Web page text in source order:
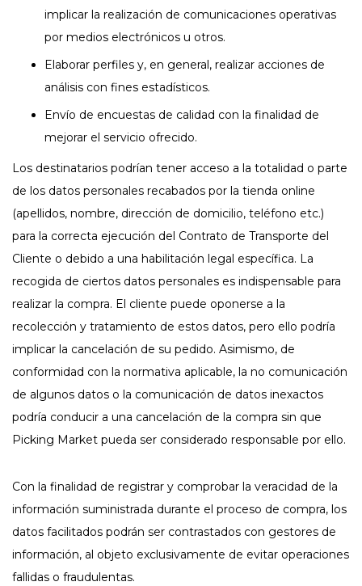
implicar la realización de comunicaciones operativas
por medios electrónicos u otros.
Elaborar perfiles y, en general, realizar acciones de
análisis con fines estadísticos.
Envío de encuestas de calidad con la finalidad de
mejorar el servicio ofrecido.
Los destinatarios podrían tener acceso a la totalidad o parte
de los datos personales recabados por la tienda online
(apellidos, nombre, dirección de domicilio, teléfono etc.)
para la correcta ejecución del Contrato de Transporte del
Cliente o debido a una habilitación legal específica. La
recogida de ciertos datos personales es indispensable para
realizar la compra. El cliente puede oponerse a la
recolección y tratamiento de estos datos, pero ello podría
implicar la cancelación de su pedido. Asimismo, de
conformidad con la normativa aplicable, la no comunicación
de algunos datos o la comunicación de datos inexactos
podría conducir a una cancelación de la compra sin que
Picking Market pueda ser considerado responsable por ello.
Con la finalidad de registrar y comprobar la veracidad de la
información suministrada durante el proceso de compra, los
datos facilitados podrán ser contrastados con gestores de
información, al objeto exclusivamente de evitar operaciones
fallidas o fraudulentas.